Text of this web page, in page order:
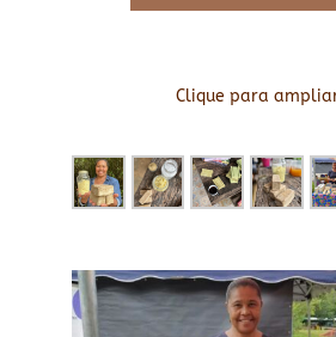
Clique para